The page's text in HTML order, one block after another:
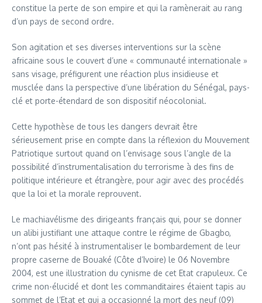
constitue la perte de son empire et qui la ramènerait au rang
d’un pays de second ordre.
Son agitation et ses diverses interventions sur la scène
africaine sous le couvert d’une « communauté internationale »
sans visage, préfigurent une réaction plus insidieuse et
musclée dans la perspective d’une libération du Sénégal, pays-
clé et porte-étendard de son dispositif néocolonial.
Cette hypothèse de tous les dangers devrait être
sérieusement prise en compte dans la réflexion du Mouvement
Patriotique surtout quand on l’envisage sous l’angle de la
possibilité d’instrumentalisation du terrorisme à des fins de
politique intérieure et étrangère, pour agir avec des procédés
que la loi et la morale reprouvent.
Le machiavélisme des dirigeants français qui, pour se donner
un alibi justifiant une attaque contre le régime de Gbagbo,
n’ont pas hésité à instrumentaliser le bombardement de leur
propre caserne de Bouaké (Côte d’Ivoire) le 06 Novembre
2004, est une illustration du cynisme de cet Etat crapuleux. Ce
crime non-élucidé et dont les commanditaires étaient tapis au
sommet de l’Etat et qui a occasionné la mort des neuf (09)